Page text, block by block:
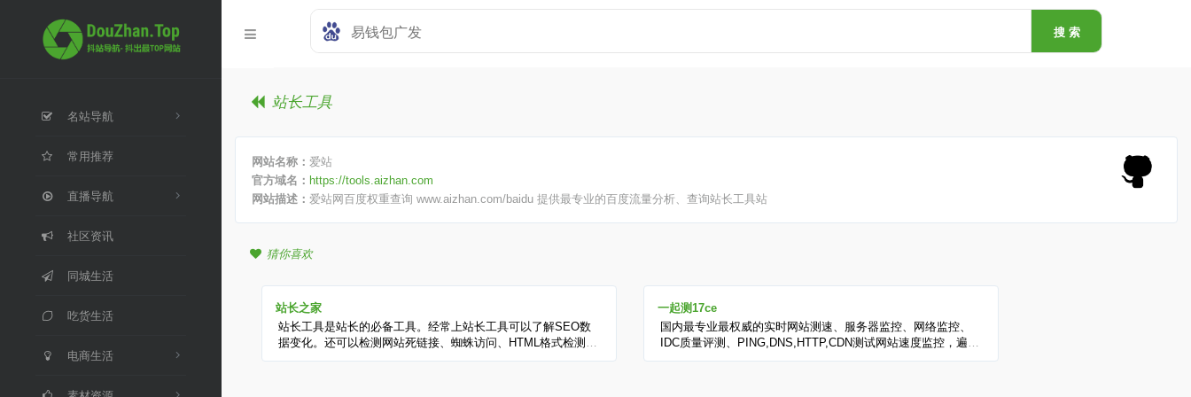
名站导航
常用推荐
直播导航
社区资讯
同城生活
吃货生活
电商生活
搜 索
站长工具
网站名称： 爱站
官方域名： https://tools.aizhan.com
网站描述： 爱站网百度权重查询 www.aizhan.com/baidu 提供最专业的百度流量分析、查询站长工具站
猜你喜欢
站长之家
站长工具是站长的必备工具。经常上站长工具可以了解SEO数
据变化。还可以检测网站死链接、蜘蛛访问、HTML格式检测、
网站速度测试、友情链接检查、网站域名IP查询、PR、权重查
一起测17ce
国内最专业最权威的实时网站测速、服务器监控、网络监控、
IDC质量评测、PING,DNS,HTTP,CDN测试网站速度监控，遍及
国内各省和国外的监测点，包括电信、网通、联通、移动、长